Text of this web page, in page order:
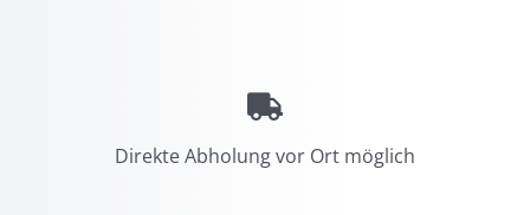
Direkte Abholung vor Ort möglich